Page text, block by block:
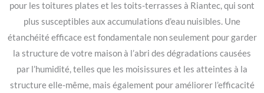
pour les toitures plates et les toits-terrasses à Riantec, qui sont
plus susceptibles aux accumulations d’eau nuisibles. Une
étanchéité efficace est fondamentale non seulement pour garder
la structure de votre maison à l’abri des dégradations causées
par l’humidité, telles que les moisissures et les atteintes à la
structure elle-même, mais également pour améliorer l’efficacité